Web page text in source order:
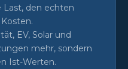
den echten
EV, Solar und
mehr, sondern
Ist-Werten.